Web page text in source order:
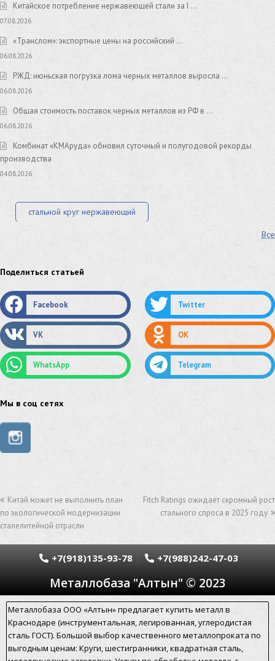
Китайское потребление нержавеющей стали за I …
07.08.2026
«Транслом»: экспортные цены на российский …
06.08.2026
РЖД: июньская погрузка лома черных металлов выросла …
06.08.2026
Общая стоимость поставок черных металлов из РФ в …
06.08.2026
Комбинат «КМАруда» обновил суточный и полугодовой рекорды
производства
04.08.2026
стальной круг нержавеющий
труба оцинкованная труба нержавеющая
труба стальная сетка нержавеющая
сетка оцинкованная сетка стальная
сетка из нержавеющей стали
швеллер стальной
швеллер нержавеющий
уголок нержавеющий
уголок из нержавеющей стали
уголок из нержавейки электросварная труба
электросварная труба гост
электросварная прямошовная труба
алюминиевый уголок алюминиевая сетка
Все
Поделиться статьей
Facebook Twitter
VK OK
WhatsApp Telegram
Мы в соц сетях
Китай может не выполнить план
по экологической модернизации
сталелитейной отрасли
Fitch Ratings ожидает скромный рост
стального спроса в 2025 году
Металлобаза "Алтын" © 2023
+7(918)135-93-78 +7(988)242-47-03
Металлобаза ООО «Алтын» предлагает купить металл в
Краснодаре (инструментальная, легированная, углеродистая
сталь ГОСТ). Большой выбор качественного металлопроката по
выгодным ценам: Круги, шестигранники, квадратная сталь,